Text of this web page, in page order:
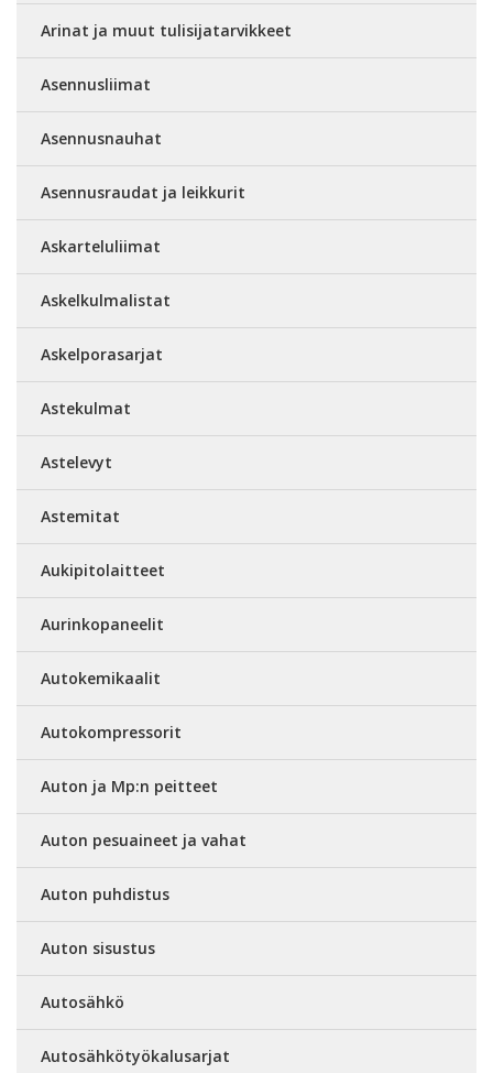
Arinat ja muut tulisijatarvikkeet
Asennusliimat
Asennusnauhat
Asennusraudat ja leikkurit
Askarteluliimat
Askelkulmalistat
Askelporasarjat
Astekulmat
Astelevyt
Astemitat
Aukipitolaitteet
Aurinkopaneelit
Autokemikaalit
Autokompressorit
Auton ja Mp:n peitteet
Auton pesuaineet ja vahat
Auton puhdistus
Auton sisustus
Autosähkö
Autosähkötyökalusarjat